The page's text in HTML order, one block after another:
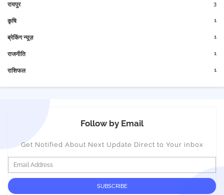
रायपुर 3
कृषि 1
ब्रेकिंग न्यूज़ 1
राजनीति 1
राशिफल 1
Follow by Email
Get Notified About Next Update Direct to Your inbox